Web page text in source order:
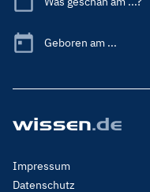
Geboren am ...
Footer
Menu
Impressum
Datenschutz